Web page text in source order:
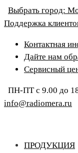
Выбрать город:
Поддержка
Контактная
Дайте нам
Сервисный
ПН-ПТ с 9.00 до
info@radiomera.ru
ПРОДУКЦИЯ